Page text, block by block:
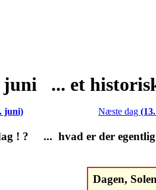
... et
juni) Næste dag
! ? ... hvad er der egentlig
Dagen,